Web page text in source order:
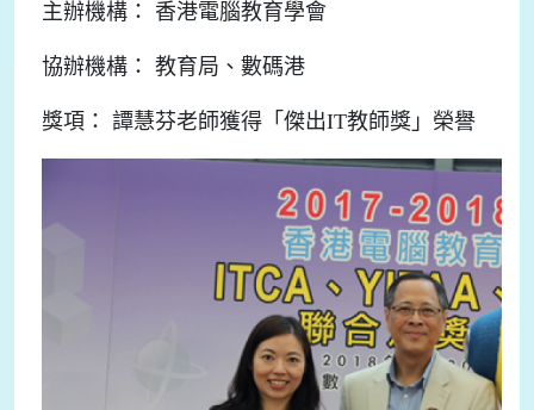
主辦機構： 香港電腦教育學會
協辦機構： 教育局、數碼港
獎項： 譚慧芬老師獲得「傑出IT教師獎」榮譽